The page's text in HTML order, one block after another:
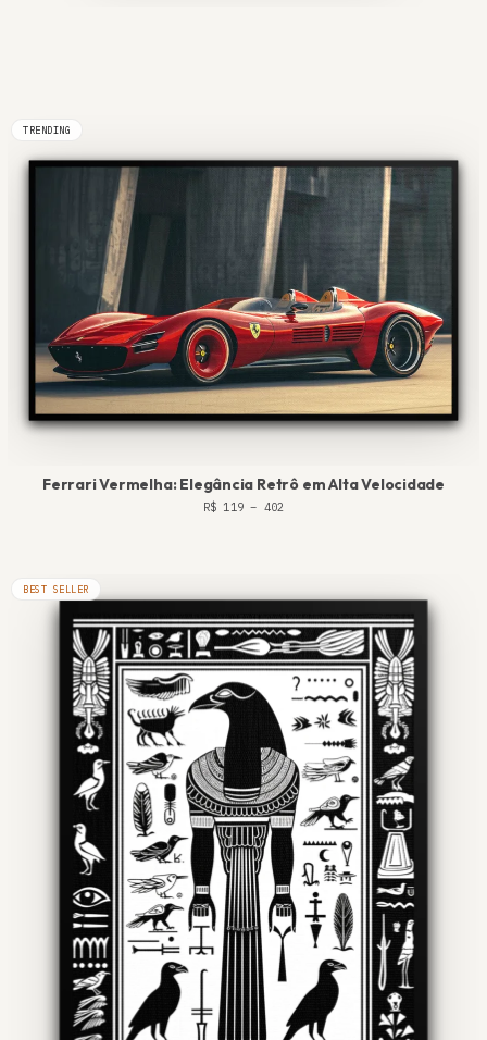
TRENDING
Ferrari Vermelha: Elegância Retrô em Alta Velocidade
R$ 119 – 402
BEST SELLER